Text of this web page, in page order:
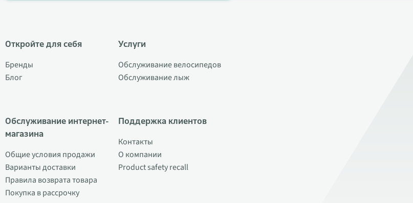
Откройте для себя
Бренды
Блог
Обслуживание интернет-
магазина
Общие условия продажи
Варианты доставки
Правила возврата товара
Покупка в рассрочку
Услуги
Обслуживание велосипедов
Обслуживание лыж
Поддержка клиентов
Контакты
О компании
Product safety recall